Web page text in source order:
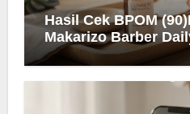
Hasil Cek BPOM
Makarizo Barber
Face Wash